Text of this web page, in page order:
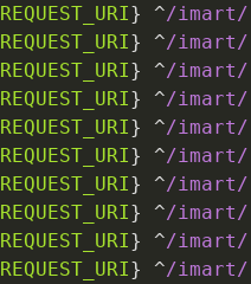
REQUEST_URI} ^/imart/
REQUEST_URI} ^/imart/
REQUEST_URI} ^/imart/
REQUEST_URI} ^/imart/
REQUEST_URI} ^/imart/
REQUEST_URI} ^/imart/
REQUEST_URI} ^/imart/
REQUEST_URI} ^/imart/
REQUEST_URI} ^/imart/
REQUEST_URI} ^/imart/